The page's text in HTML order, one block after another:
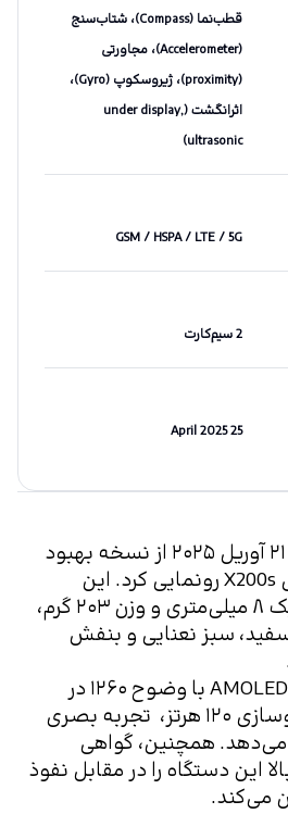
قطب‌نما (Compass)، شتاب‌سنج
(Accelerometer)، مجاورتی
(proximity)، ژیروسکوپ (Gyro)،
اثرانگشت (under display,
ultrasonic)
GSM / HSPA / LTE / 5G
2 سیم‌کارت
25 April 2025